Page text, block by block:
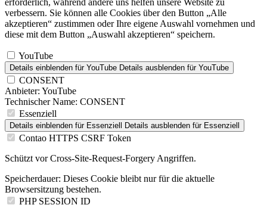
erforderlich, während andere uns helfen unsere Website zu
verbessern. Sie können alle Cookies über den Button „Alle
akzeptieren“ zustimmen oder Ihre eigene Auswahl vornehmen und
diese mit dem Button „Auswahl akzeptieren“ speichern.
YouTube
Details einblenden für YouTube Details ausblenden für YouTube
CONSENT
Anbieter: YouTube
Technischer Name: CONSENT
Essenziell
Details einblenden für Essenziell Details ausblenden für Essenziell
Contao HTTPS CSRF Token
Schützt vor Cross-Site-Request-Forgery Angriffen.
Speicherdauer: Dieses Cookie bleibt nur für die aktuelle
Browsersitzung bestehen.
PHP SESSION ID